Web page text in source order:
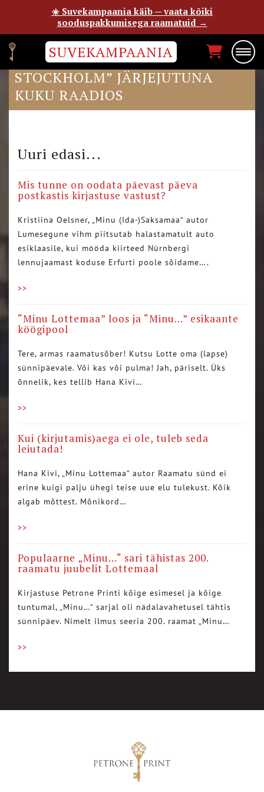
SUVEKAMPAANIA
RITA AHONENI „MINU
STOCKHOLM” JÄRJEJUTUNA
KUKU RAADIOS
Uuri edasi...
Mis tunne on oodata päevast päeva
postkastis kirjastuse vastust?
Kristiina Oelsner, „Minu (Ida-)Saksamaa“ autor
Lumesegune vihm piitsutab halastamatult auto
esiklaasile, kui mööda kiirteed Nürnbergi
lennujaamast koduse Erfurti poole sõidame….
>>
“Minu Lottemaa” loos ja “Minu…” esikaante
köögipool
Tere, armas raamatusõber! Kutsu Lotte oma (lapse)
sünnipäevale. Või kas või pulma! Jah, päriselt. Üks
õnnelik, kes tellib Hana Kivi…
>>
Kui (kirjutamis)aega ei ole, tuleb seda
leiutada!
Hana Kivi, „Minu Lottemaa“ autor Raamatu sünd ei
erine kuigi palju ühegi teise uue elu tulekust. Kõik
algab mõttest. Mõnikord…
>>
Populaarne „Minu…“ sari tähistas 200.
raamatu juubelit Lottemaal
Kirjastuse Petrone Printi kõige esimesel ja kõige
tuntumal, „Minu…“ sarjal oli nädalavahetusel tähtis
sünnipäev. Nimelt ilmus seeria 200. raamat „Minu…
>>
☀️ Suvekampaania käib — vaata kõiki
sooduspakkumisega raamatuid →